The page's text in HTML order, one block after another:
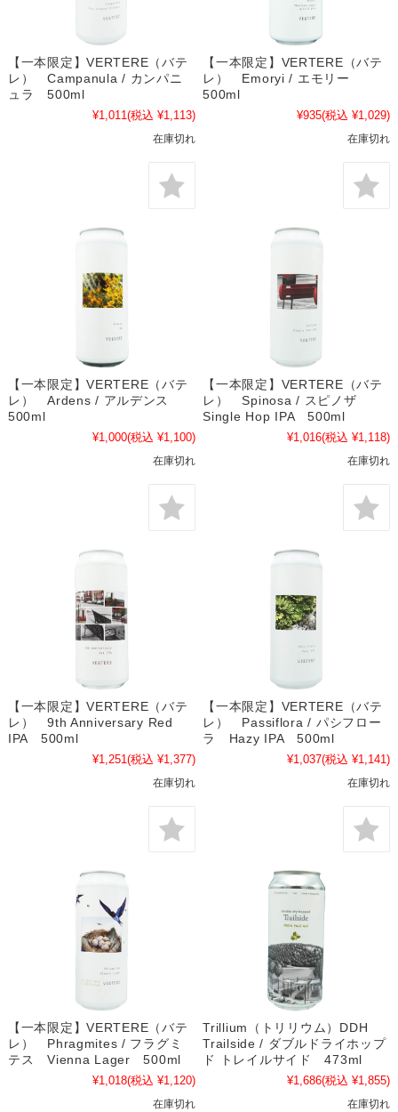
【一本限定】VERTERE（バテ
レ） Campanula / カンパニ
ュラ 500ml
¥1,011(税込 ¥1,113)
在庫切れ
【一本限定】VERTERE（バテ
レ） Emoryi / エモリー
500ml
¥935(税込 ¥1,029)
在庫切れ
【一本限定】VERTERE（バテ
レ） Ardens / アルデンス
500ml
¥1,000(税込 ¥1,100)
在庫切れ
【一本限定】VERTERE（バテ
レ） Spinosa / スピノザ
Single Hop IPA 500ml
¥1,016(税込 ¥1,118)
在庫切れ
【一本限定】VERTERE（バテ
レ） 9th Anniversary Red
IPA 500ml
¥1,251(税込 ¥1,377)
在庫切れ
【一本限定】VERTERE（バテ
レ） Passiflora / パシフロー
ラ Hazy IPA 500ml
¥1,037(税込 ¥1,141)
在庫切れ
【一本限定】VERTERE（バテ
レ） Phragmites / フラグミ
テス Vienna Lager 500ml
¥1,018(税込 ¥1,120)
在庫切れ
Trillium（トリリウム）DDH
Trailside / ダブルドライホップ
ド トレイルサイド 473ml
¥1,686(税込 ¥1,855)
在庫切れ